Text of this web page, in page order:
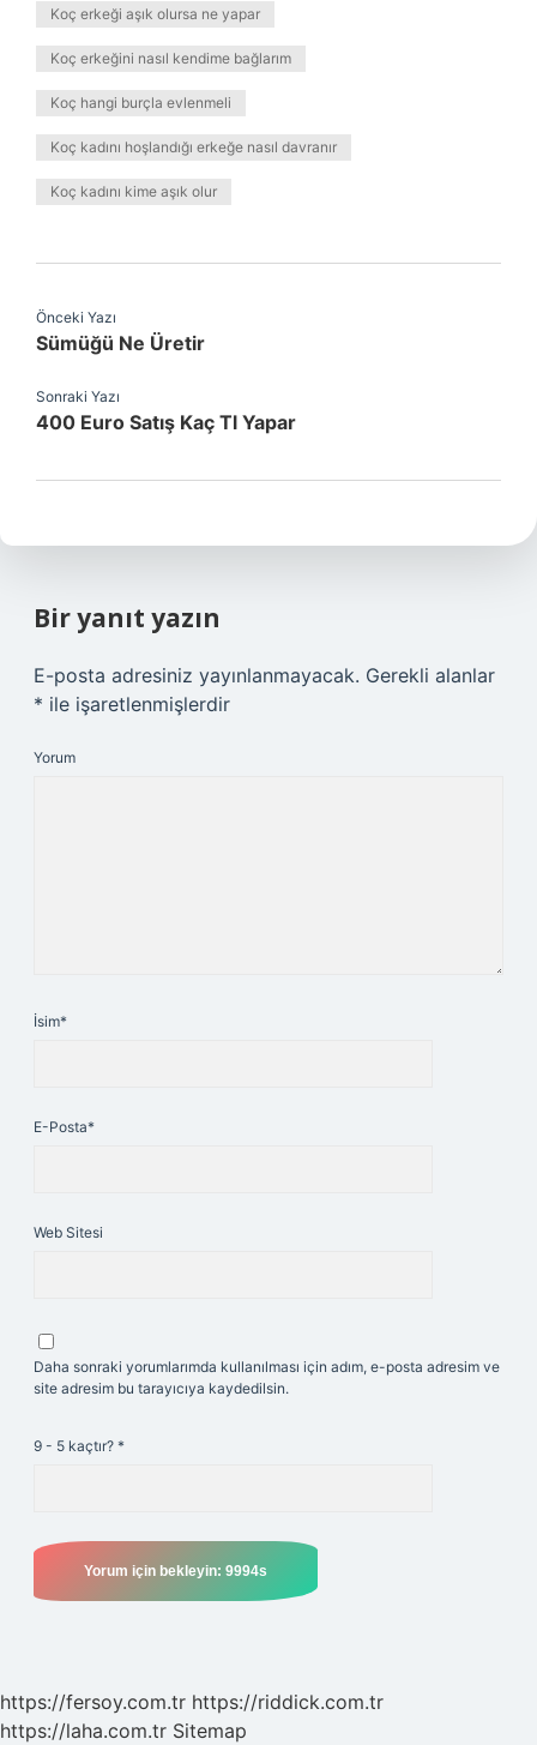
Koç erkeği aşık olursa ne yapar
Koç erkeğini nasıl kendime bağlarım
Koç hangi burçla evlenmeli
Koç kadını hoşlandığı erkeğe nasıl davranır
Koç kadını kime aşık olur
Önceki Yazı
Sümüğü Ne Üretir
Sonraki Yazı
400 Euro Satış Kaç Tl Yapar
Bir yanıt yazın
E-posta adresiniz yayınlanmayacak. Gerekli alanlar
* ile işaretlenmişlerdir
Yorum
İsim*
E-Posta*
Web Sitesi
Daha sonraki yorumlarımda kullanılması için adım, e-posta adresim ve
site adresim bu tarayıcıya kaydedilsin.
9 - 5 kaçtır? *
https://fersoy.com.tr https://riddick.com.tr
https://laha.com.tr Sitemap